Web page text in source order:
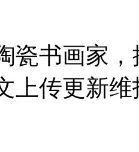
瓷书画家
上传更新维